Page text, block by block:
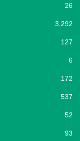
26
3,292
127
6
172
537
52
93